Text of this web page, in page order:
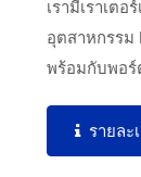
เรามีเราเตอ
อุตสาหกรรม
พร้อมกับพอร์
รายละ